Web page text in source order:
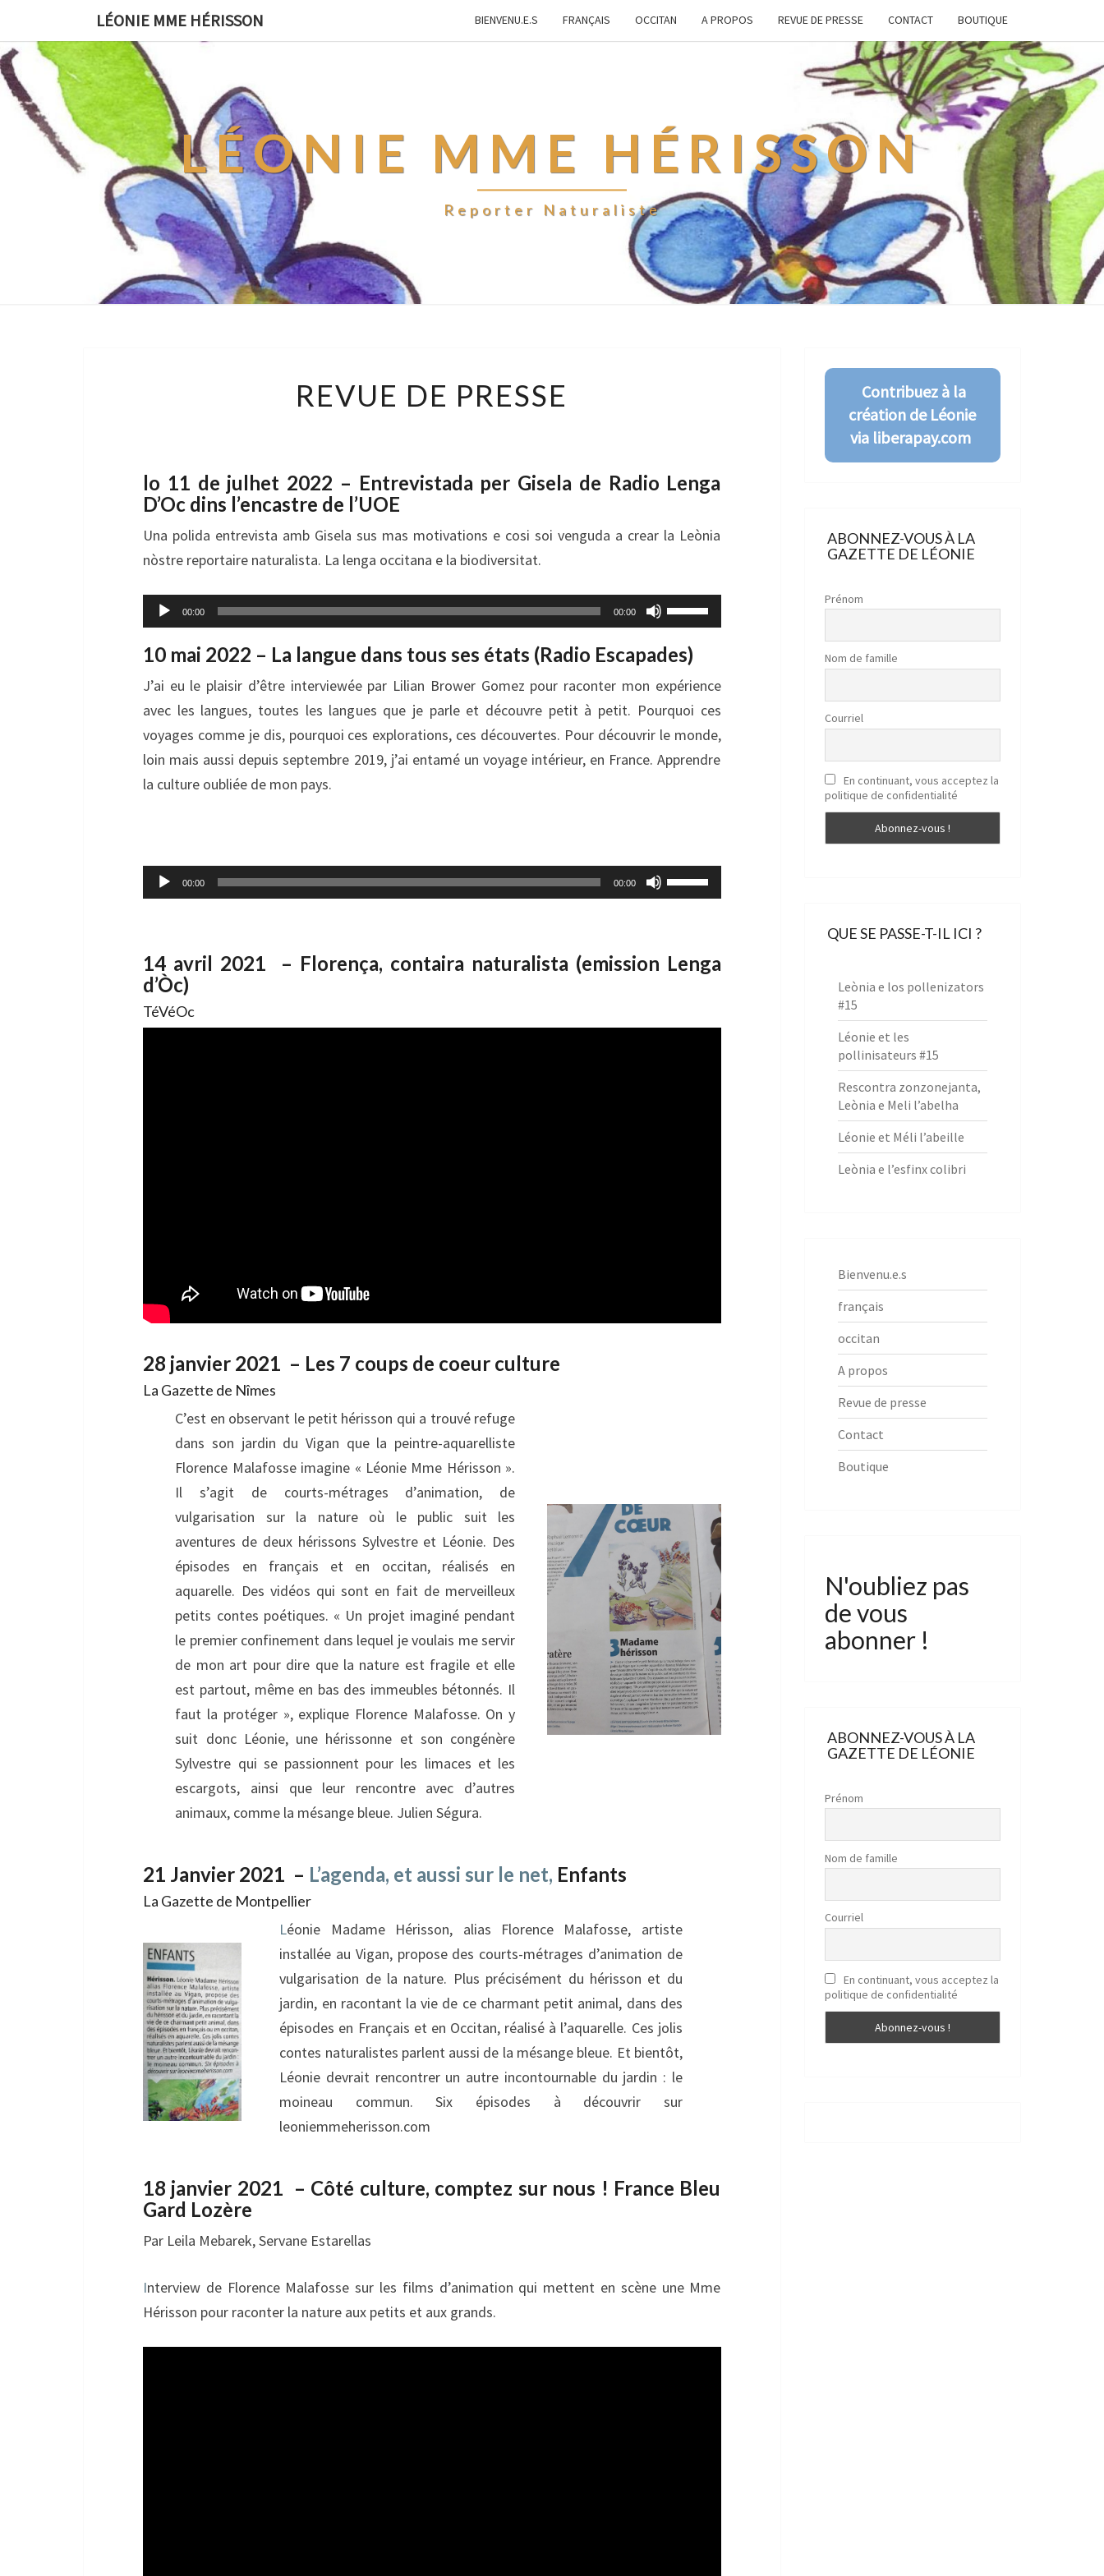
LÉONIE MME HÉRISSON BIENVENU.E.S FRANÇAIS OCCITAN A PROPOS REVUE DE PRESSE CONTACT BOUTIQUE
LÉONIE MME HÉRISSON
Reporter Naturaliste
DE
REVUE DE PRESSE
lo 11 de julhet 2022 – Entrevistada per Gisela de Radio Lenga
D’Oc dins l’encastre de l’UOE
Una polida entrevista amb Gisela sus mas motivations e cosi soi venguda a crear la Leònia
nòstre reportaire naturalista. La lenga occitana e la biodiversitat.
Lecteur
audio
00:00 00:00
Utilisez
les
flèches
haut/bas
pour
augmenter
diminuer
le
10 mai 2022 – La langue dans tous ses états (Radio Escapades)
J’ai eu le plaisir d’être interviewée par Lilian Brower Gomez pour raconter mon expérience
avec les langues, toutes les langues que je parle et découvre petit à petit. Pourquoi ces
voyages comme je dis, pourquoi ces explorations, ces découvertes. Pour découvrir le monde,
loin mais aussi depuis septembre 2019, j’ai entamé un voyage intérieur, en France. Apprendre
la culture oubliée de mon pays.
Lecteur
audio
00:00 00:00
Utilisez
les
pour
augmenter
14 avril 2021 – Florença, contaira naturalista (emission Lenga
d’Òc)
TéVéOc
28 janvier 2021 – Les 7 coups de coeur culture
La Gazette de Nîmes
C’est en observant le petit hérisson qui a trouvé refuge
dans son jardin du Vigan que la peintre-aquarelliste
Florence Malafosse imagine « Léonie Mme Hérisson ».
Il s’agit de courts-métrages d’animation, de
vulgarisation sur la nature où le public suit les
aventures de deux hérissons Sylvestre et Léonie. Des
épisodes en français et en occitan, réalisés en
aquarelle. Des vidéos qui sont en fait de merveilleux
petits contes poétiques. « Un projet imaginé pendant
le premier confinement dans lequel je voulais me servir
de mon art pour dire que la nature est fragile et elle
est partout, même en bas des immeubles bétonnés. Il
faut la protéger », explique Florence Malafosse. On y
suit donc Léonie, une hérissonne et son congénère
Sylvestre qui se passionnent pour les limaces et les
escargots, ainsi que leur rencontre avec d’autres
animaux, comme la mésange bleue. Julien Ségura.
21 Janvier 2021 – L’agenda, et aussi sur le net, Enfants
La Gazette de Montpellier
Léonie Madame Hérisson, alias Florence Malafosse, artiste
installée au Vigan, propose des courts-métrages d’animation de
vulgarisation de la nature. Plus précisément du hérisson et du
jardin, en racontant la vie de ce charmant petit animal, dans des
épisodes en Français et en Occitan, réalisé à l’aquarelle. Ces jolis
contes naturalistes parlent aussi de la mésange bleue. Et bientôt,
Léonie devrait rencontrer un autre incontournable du jardin : le
moineau commun. Six épisodes à découvrir sur
leoniemmeherisson.com
18 janvier 2021 – Côté culture, comptez sur nous ! France Bleu
Gard Lozère
Par Leila Mebarek, Servane Estarellas
Interview de Florence Malafosse sur les films d’animation qui mettent en scène une Mme
Hérisson pour raconter la nature aux petits et aux grands.
Contribuez à la
création de Léonie
via liberapay.com
ABONNEZ-VOUS À LA
GAZETTE DE LÉONIE
Prénom
Nom de famille
Courriel
En continuant, vous acceptez la
politique de confidentialité
QUE SE PASSE-T-IL ICI ?
Leònia e los pollenizators
#15
Léonie et les
pollinisateurs #15
Rescontra zonzonejanta,
Leònia e Meli l’abelha
Léonie et Méli l’abeille
Leònia e l’esfinx colibri
Bienvenu.e.s
français
occitan
A propos
Revue de presse
Contact
Boutique
N'oubliez pas
de vous
abonner !
ABONNEZ-VOUS À LA
GAZETTE DE LÉONIE
Prénom
Nom de famille
Courriel
En continuant, vous acceptez la
politique de confidentialité